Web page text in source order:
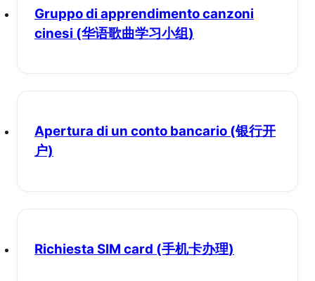
Gruppo di apprendimento canzoni
cinesi (华语歌曲学习小组)
Apertura di un conto bancario (银行开
户)
Richiesta SIM card (手机卡办理)